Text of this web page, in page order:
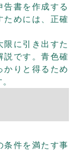
告書を作成する
ためには、正確
限に引き出すた
説です。青色確
かりと得るため
条件を満たす事